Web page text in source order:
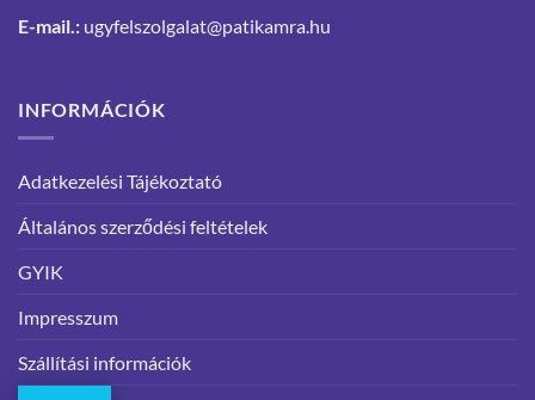
E-mail.: ugyfelszolgalat@patikamra.hu
INFORMÁCIÓK
Adatkezelési Tájékoztató
Általános szerződési feltételek
GYIK
Impresszum
Szállítási információk